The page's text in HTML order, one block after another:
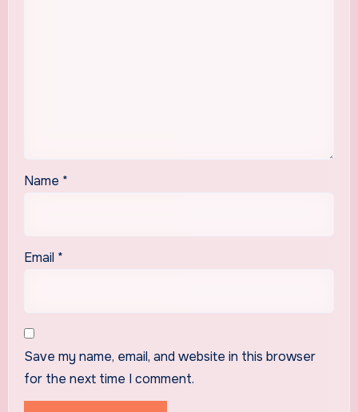
Name *
Email *
Save my name, email, and website in this browser
for the next time I comment.